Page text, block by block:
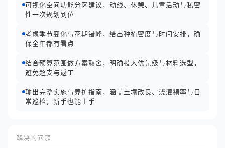
可视化空间功能分区建议，动线、休憩、儿童活动与私密
性一次规划到位
考虑季节变化与花期错峰，给出种植密度与时间安排，确
保全年都有看点
结合预算范围做方案取舍，明确投入优先级与材料选型，
避免超支与返工
输出完整实施与养护指南，涵盖土壤改良、浇灌频率与日
常巡检，新手也能上手
解决的问题